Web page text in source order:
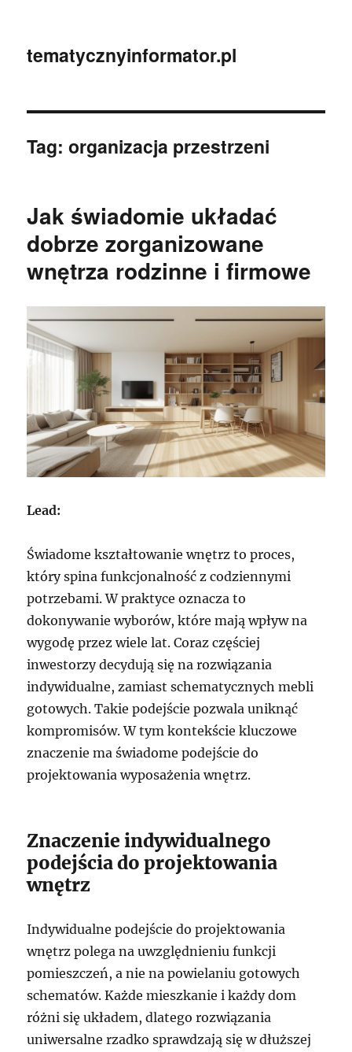
tematycznyinformator.pl
Tag:organizacja przestrzeni
Jak świadomie układać
dobrze zorganizowane
wnętrza rodzinne i firmowe
Lead:
Świadome kształtowanie wnętrz to proces,
który spina funkcjonalność z codziennymi
potrzebami. W praktyce oznacza to
dokonywanie wyborów, które mają wpływ na
wygodę przez wiele lat. Coraz częściej
inwestorzy decydują się na rozwiązania
indywidualne, zamiast schematycznych mebli
gotowych. Takie podejście pozwala uniknąć
kompromisów. W tym kontekście kluczowe
znaczenie ma świadome podejście do
projektowania wyposażenia wnętrz.
Znaczenie indywidualnego
podejścia do projektowania
wnętrz
Indywidualne podejście do projektowania
wnętrz polega na uwzględnieniu funkcji
pomieszczeń, a nie na powielaniu gotowych
schematów. Każde mieszkanie i każdy dom
różni się układem, dlatego rozwiązania
uniwersalne rzadko sprawdzają się w dłuższej